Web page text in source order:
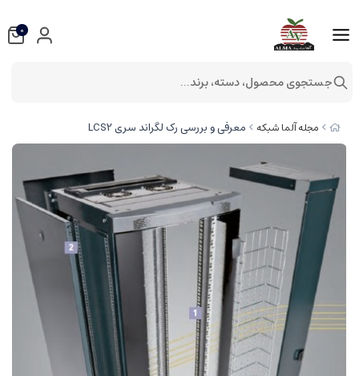
مجله آلما شبکه معرفی و بررسی رک لگراند سری LCS2
0
جستجوی محصول، دسته، برند...